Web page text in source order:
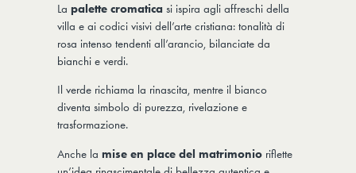
Lapalette cromatica si ispira agli affreschi della
villa e ai codici visivi dell’arte cristiana: tonalità di
rosa intenso tendenti all’arancio, bilanciate da
bianchi e verdi.
Il verde richiama la rinascita, mentre il bianco
diventa simbolo di purezza, rivelazione e
trasformazione.
Anche lamise en place del matrimonio riflette